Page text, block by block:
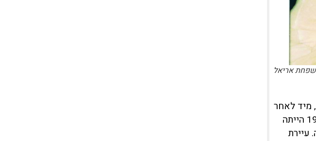
אריאל
מיד לאחר
המלחמה. ואכן, השיר מתאר את נופי הגולן: "שלגים על החרמון מול שמש נמסים" – שנת 1967 הייתה
עיירת